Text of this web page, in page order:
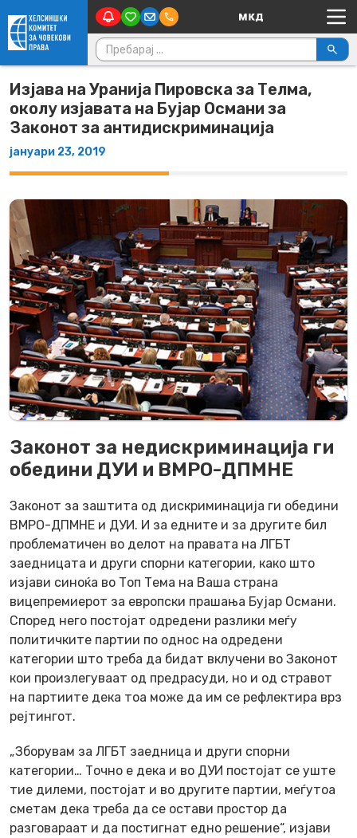
Skip to content Main Navigation
Пребарувај за:
Изјава на Уранија Пировска за Телма,
околу изјавата на Бујар Османи за
Законот за антидискриминација
јануари 23, 2019
Законот за недискриминација ги
обедини ДУИ и ВМРО-ДПМНЕ
Законот за заштита од дискриминација ги обедини
ВМРО-ДПМНЕ и ДУИ. И за едните и за другите бил
проблематичен во делот на правата на ЛГБТ
заедницата и други спорни категории, како што
изјави синоќа во Топ Тема на Ваша страна
вицепремиерот за европски прашања Бујар Османи.
Според него постојат одредени разлики меѓу
политичките партии по однос на одредени
категории што треба да бидат вклучени во Законот
кои произлегуваат од предрасуди, но и од стравот
на партиите дека тоа може да им се рефлектира врз
рејтингот.
„Зборувам за ЛГБТ заедница и други спорни
категории… Точно е дека и во ДУИ постојат се уште
тие дилеми, постојат и во другите партии, меѓутоа
сметам дека треба да се остави простор да
разговараат и да постигнат едно решение“, изјави